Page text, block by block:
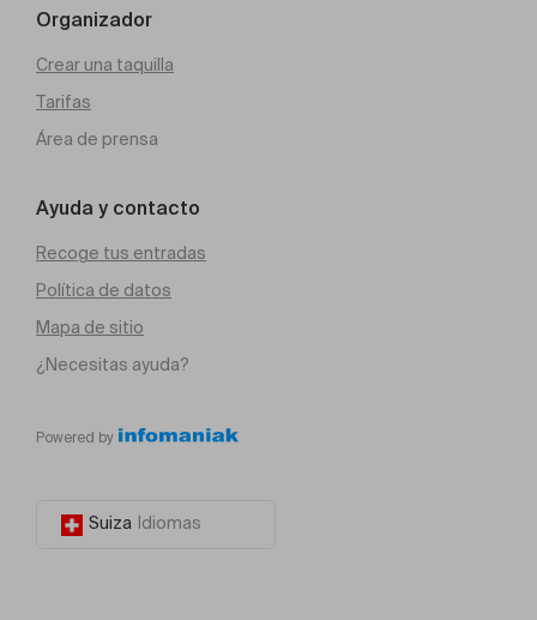
Organizador
Crear una taquilla
Tarifas
Área de prensa
Ayuda y contacto
Recoge tus entradas
Política de datos
Mapa de sitio
¿Necesitas ayuda?
Powered by
Suiza Idiomas